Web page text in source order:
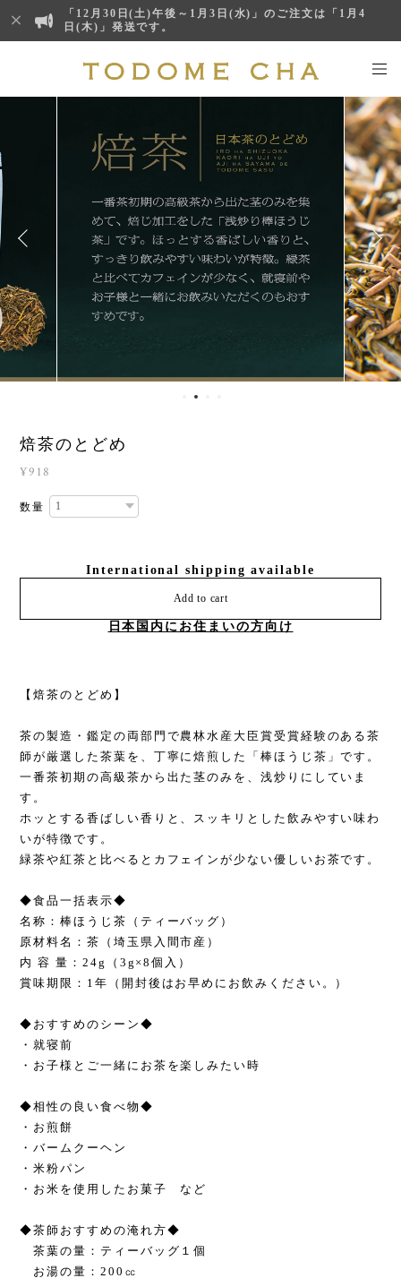
「12月30日(土)午後～1月3日(水)」のご注文は「1月4
日(木)」発送です。
焙茶のとどめ
¥918
数量
International shipping available
Add to cart
日本国内にお住まいの方向け
【焙茶のとどめ】
茶の製造・鑑定の両部門で農林水産大臣賞受賞経験のある茶
師が厳選した茶葉を、丁寧に焙煎した「棒ほうじ茶」です。
一番茶初期の高級茶から出た茎のみを、浅炒りにしていま
す。
ホッとする香ばしい香りと、スッキリとした飲みやすい味わ
いが特徴です。
緑茶や紅茶と比べるとカフェインが少ない優しいお茶です。
◆食品一括表示◆
名称：棒ほうじ茶（ティーバッグ）
原材料名：茶（埼玉県入間市産）
内 容 量：24g（3g×8個入）
賞味期限：1年（開封後はお早めにお飲みください。）
◆おすすめのシーン◆
・就寝前
・お子様とご一緒にお茶を楽しみたい時
◆相性の良い食べ物◆
・お煎餅
・バームクーヘン
・米粉パン
・お米を使用したお菓子 など
◆茶師おすすめの淹れ方◆
茶葉の量：ティーバッグ１個
お湯の量：200㏄